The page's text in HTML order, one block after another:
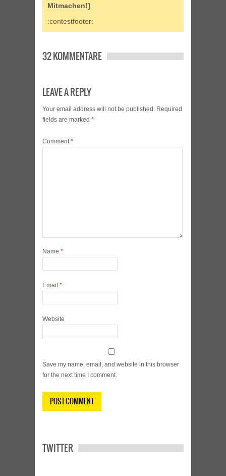
Mitmachen!]
:contestfooter:
32 KOMMENTARE
LEAVE A REPLY
Your email address will not be published. Required
fields are marked *
Comment*
Name *
Email *
Website
Save my name, email, and website in this browser
for the next time I comment.
TWITTER